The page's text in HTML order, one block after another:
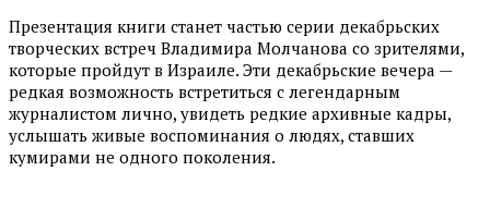
Презентация книги станет частью серии декабрьских
творческих встреч Владимира Молчанова со зрителями,
которые пройдут в Израиле. Эти декабрьские вечера —
редкая возможность встретиться с легендарным
журналистом лично, увидеть редкие архивные кадры,
услышать живые воспоминания о людях, ставших
кумирами не одного поколения.